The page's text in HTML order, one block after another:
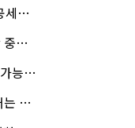
불
다
쎄'
퍼